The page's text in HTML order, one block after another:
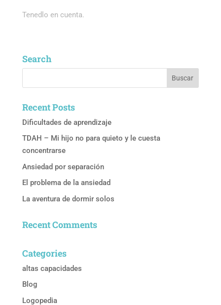
Tenedlo en cuenta.
Search
Recent Posts
Dificultades de aprendizaje
TDAH – Mi hijo no para quieto y le cuesta
concentrarse
Ansiedad por separación
El problema de la ansiedad
La aventura de dormir solos
Recent Comments
Categories
altas capacidades
Blog
Logopedia